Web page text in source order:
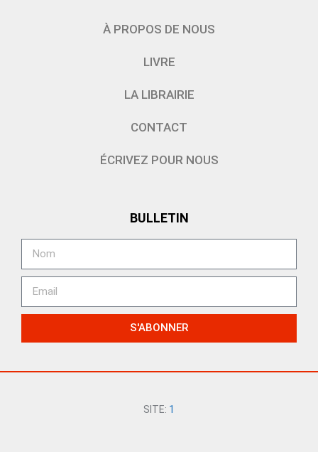
À PROPOS DE NOUS
LIVRE
LA LIBRAIRIE
CONTACT
ÉCRIVEZ POUR NOUS
BULLETIN
S'ABONNER
SITE: 1